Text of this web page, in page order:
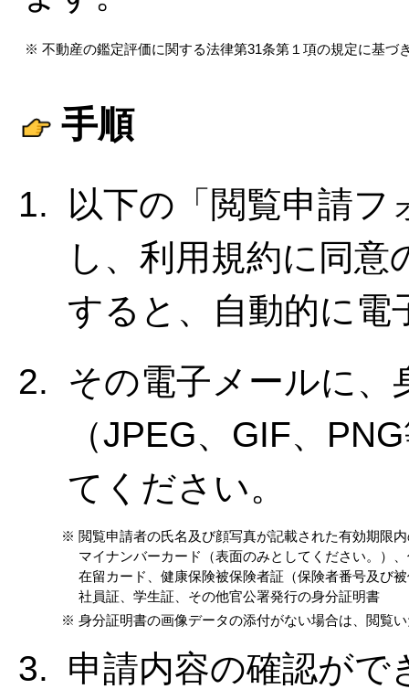
※ 不動産の鑑定評価に関する法律第31条第１項の規定に基
手順
以下の「閲覧申請フ
し、利用規約に同
すると、自動的に電
その電子メールに、
（JPEG、GIF、
てください。
※ 閲覧申請者の氏名及び顔写真が記載された有効期限
マイナンバーカード（表面のみとしてください。）
在留カード、健康保険被保険者証（保険者番号及び
社員証、学生証、その他官公署発行の身分証明書
※ 身分証明書の画像データの添付がない場合は、閲覧
申請内容の確認がで